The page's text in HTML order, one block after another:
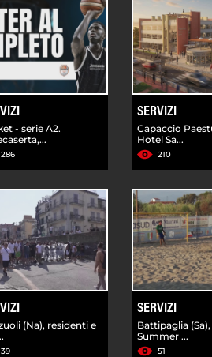
- serie A2.
286
SERVIZI
Capaccio
Hotel Sa...
210
(Na), residenti e
39
SERVIZI
Battipaglia
Summer ...
51